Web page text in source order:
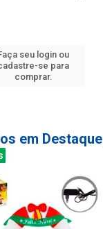
seu login ou
se para
comprar.
em Destaque